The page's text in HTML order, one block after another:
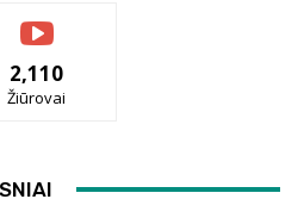
2,110
Žiūrovai